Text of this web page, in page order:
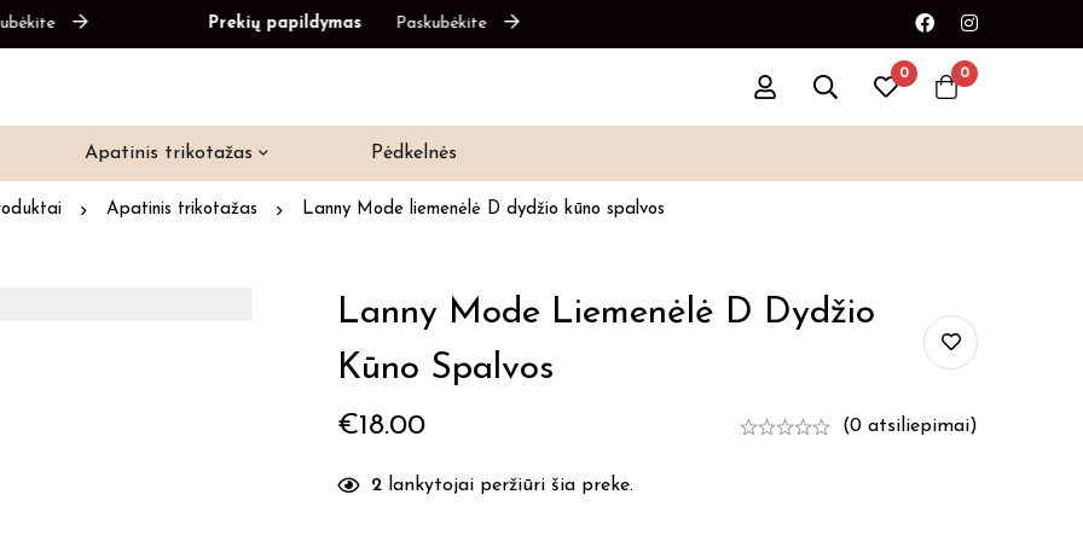
Prekių papildymas Paskubėkite
0 0
Apatinis trikotažas Pėdkelnės
Apatinis trikotažas Lanny Mode liemenėlė D dydžio kūno spalvos
Lanny Mode Liemenėlė D Dydžio
Kūno Spalvos
€18.00 (0 atsiliepimai)
2 lankytojai peržiūri šia preke.